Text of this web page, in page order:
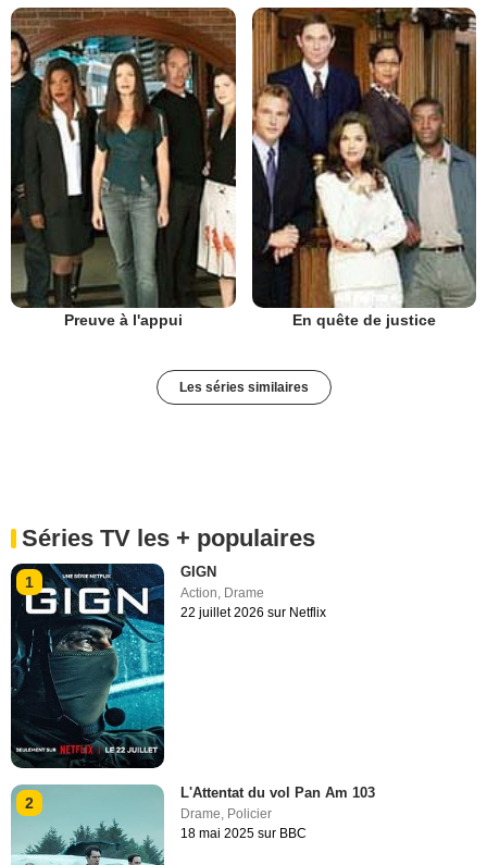
Preuve à l'appui En quête de justice
Les séries similaires
Séries TV les + populaires
1
GIGN
Action Drame
22 juillet 2026 sur Netflix
2
L'Attentat du vol Pan Am 103
Drame, Policier
18 mai 2025 sur BBC